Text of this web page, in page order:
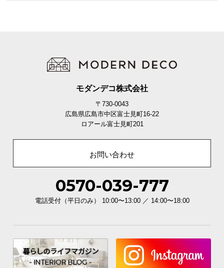
モダンデコ株式会社
〒730-0043
広島県広島市中区富士見町16-22
ロアール富士見町201
お問い合わせ
0570-039-777
電話受付（平日のみ） 10:00〜13:00 ／ 14:00〜18:00